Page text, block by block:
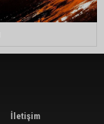
İletişim